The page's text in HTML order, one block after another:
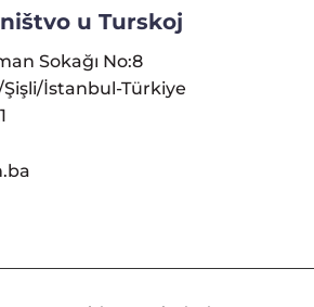
u Turskoj
Sokağı No:8
İstanbul-Türkiye